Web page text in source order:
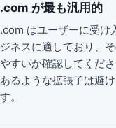
.com が最も汎用的
.com はユーザーに受け
ジネスに適しており、
やすいか確認してくだ
あるような拡張子は避
す。